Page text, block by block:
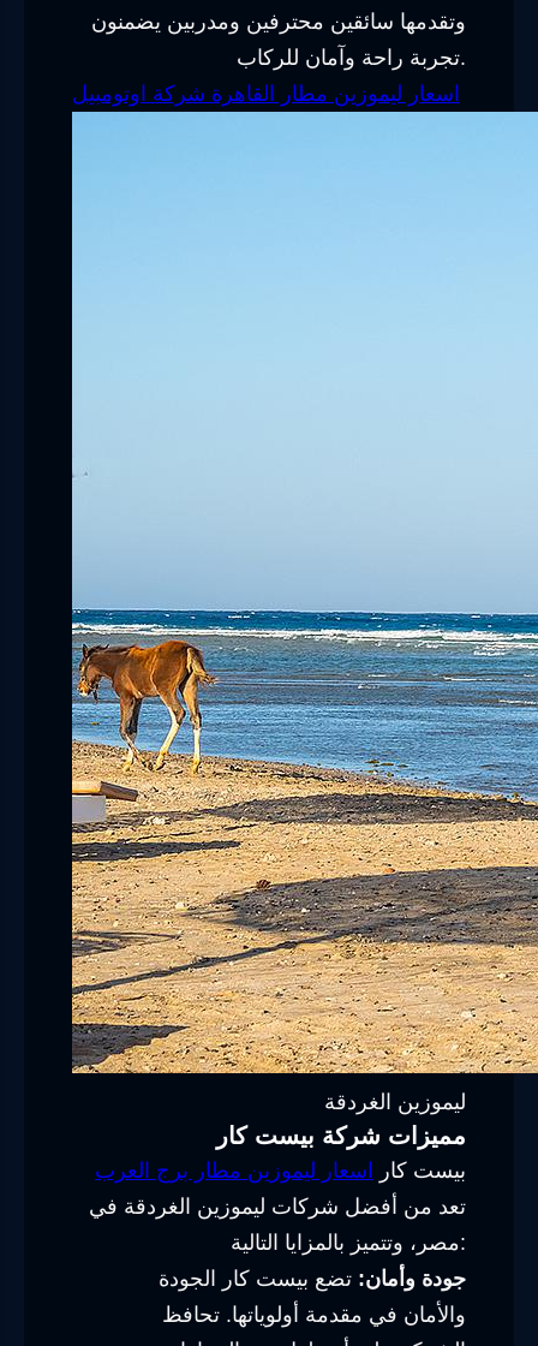
وتقدمها سائقين محترفين ومدربين يضمنون
تجربة راحة وآمان للركاب.
اسعار ليموزين مطار القاهرة شركة اوتومبيل
ليموزين الغردقة
مميزات شركة بيست كار
بيست كار اسعار ليموزين مطار برج العرب
تعد من أفضل شركات ليموزين الغردقة في
مصر، وتتميز بالمزايا التالية:
جودة وأمان: تضع بيست كار الجودة
والأمان في مقدمة أولوياتها. تحافظ